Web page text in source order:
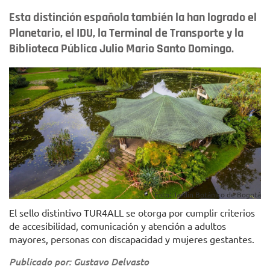
Esta distinción española también la han logrado el
Planetario, el IDU, la Terminal de Transporte y la
Biblioteca Pública Julio Mario Santo Domingo.
Foto: Jardín Botánico de Bogotá
El sello distintivo TUR4ALL se otorga por cumplir criterios
de accesibilidad, comunicación y atención a adultos
mayores, personas con discapacidad y mujeres gestantes.
Publicado por: Gustavo Delvasto